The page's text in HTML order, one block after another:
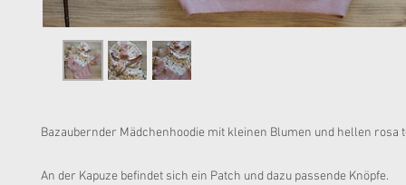
Bazaubernder Mädchenhoodie mit kleinen Blumen und hellen rosa
An der Kapuze befindet sich ein Patch und dazu passende Knöpfe.